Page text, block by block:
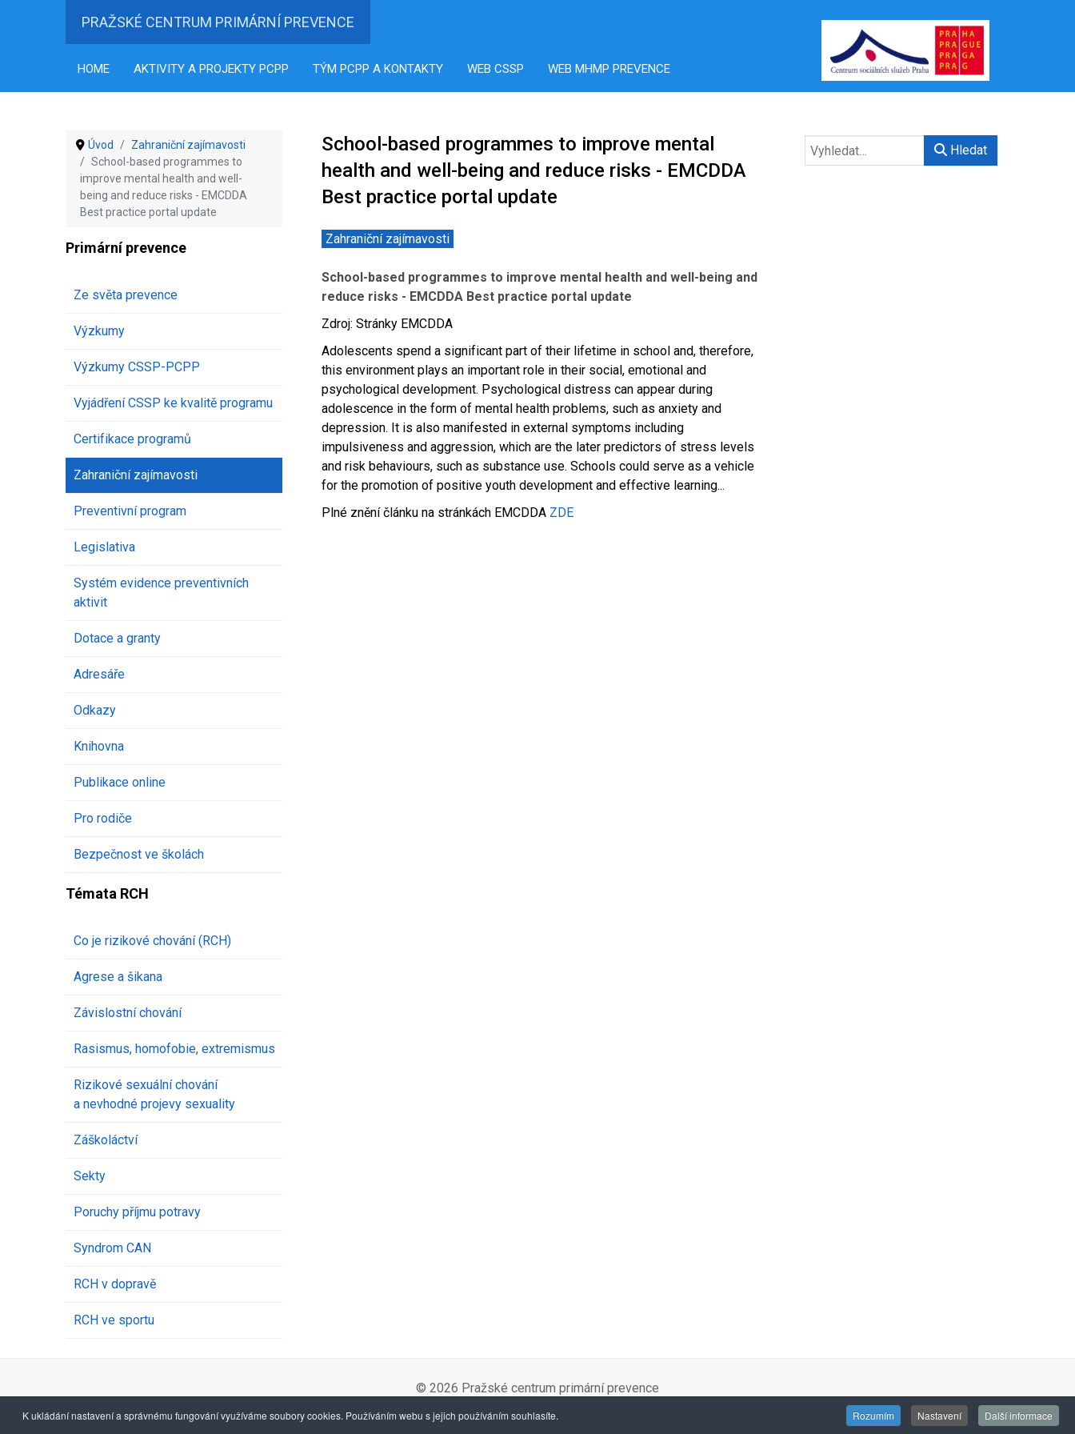
PRAŽSKÉ CENTRUM PRIMÁRNÍ PREVENCE
HOME AKTIVITY A PROJEKTY PCPP TÝM PCPP A KONTAKTY WEB CSSP WEB MHMP PREVENCE
Úvod
Zahraniční zajímavosti
School-based programmes to
improve mental health and well-
being and reduce risks - EMCDDA
Best practice portal update
Primární prevence
Ze světa prevence
Výzkumy
Výzkumy CSSP-PCPP
Vyjádření CSSP ke kvalitě programu
Certifikace programů
Zahraniční zajímavosti
Preventivní program
Legislativa
Systém evidence preventivních
aktivit
Dotace a granty
Adresáře
Odkazy
Knihovna
Publikace online
Pro rodiče
Bezpečnost ve školách
Témata RCH
Co je rizikové chování (RCH)
Agrese a šikana
Závislostní chování
Rasismus, homofobie, extremismus
Rizikové sexuální chování
a nevhodné projevy sexuality
Záškoláctví
Sekty
Poruchy příjmu potravy
Syndrom CAN
RCH v dopravě
RCH ve sportu
School-based programmes to improve mental
health and well-being and reduce risks - EMCDDA
Best practice portal update
Zahraniční zajímavosti
School-based programmes to improve mental health and well-being and
reduce risks - EMCDDA Best practice portal update
Zdroj: Stránky EMCDDA
Adolescents spend a significant part of their lifetime in school and, therefore,
this environment plays an important role in their social, emotional and
psychological development. Psychological distress can appear during
adolescence in the form of mental health problems, such as anxiety and
depression. It is also manifested in external symptoms including
impulsiveness and aggression, which are the later predictors of stress levels
and risk behaviours, such as substance use. Schools could serve as a vehicle
for the promotion of positive youth development and effective learning...
Plné znění článku na stránkách EMCDDA ZDE
Hledat
© 2026 Pražské centrum primární prevence
K ukládání nastavení a správnému fungování využíváme soubory cookies. Používáním webu s jejich používáním souhlasíte. Rozumím Nastavení Další informace